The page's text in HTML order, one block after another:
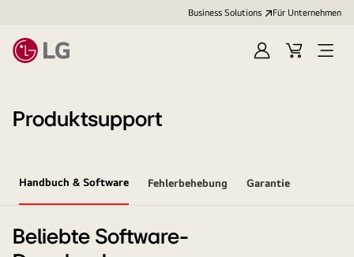
Business Solutions Für Unternehmen
Anmelden
Cart
Open
Produktsupport
Handbuch & Software Fehlerbehebung Garantie
Beliebte Software-